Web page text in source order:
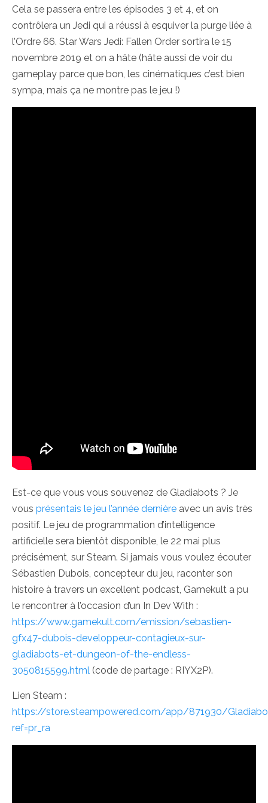
Cela se passera entre les épisodes 3 et 4, et on
contrôlera un Jedi qui a réussi à esquiver la purge liée à
l’Ordre 66. Star Wars Jedi: Fallen Order sortira le 15
novembre 2019 et on a hâte (hâte aussi de voir du
gameplay parce que bon, les cinématiques c’est bien
sympa, mais ça ne montre pas le jeu !)
Est-ce que vous vous souvenez de Gladiabots ? Je
vous présentais le jeu l’année dernière avec un avis très
positif. Le jeu de programmation d’intelligence
artificielle sera bientôt disponible, le 22 mai plus
précisément, sur Steam. Si jamais vous voulez écouter
Sébastien Dubois, concepteur du jeu, raconter son
histoire à travers un excellent podcast, Gamekult a pu
le rencontrer à l’occasion d’un In Dev With :
https://www.gamekult.com/emission/sebastien-
gfx47-dubois-developpeur-contagieux-sur-
gladiabots-et-dungeon-of-the-endless-
3050815599.html (code de partage : RIYX2P).
Lien Steam :
https://store.steampowered.com/app/871930/
ref=pr_ra